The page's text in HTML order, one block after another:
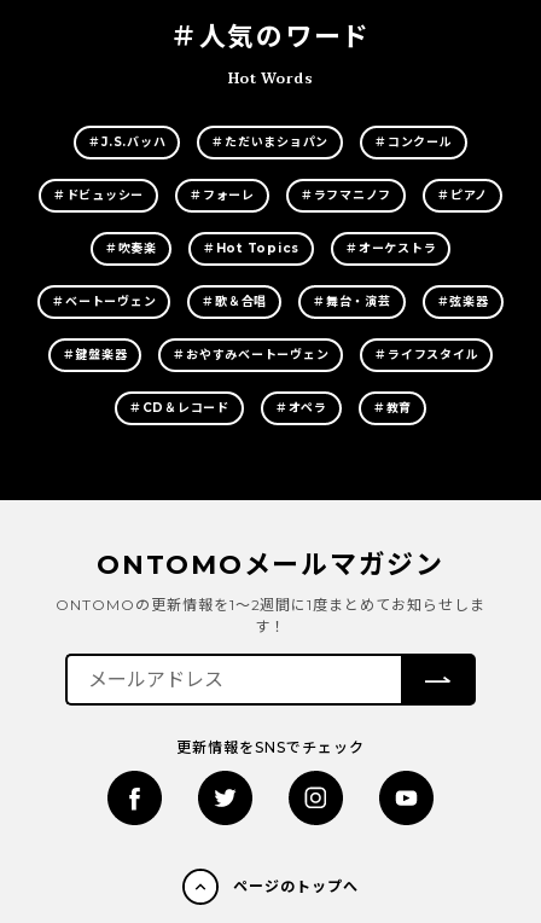
＃人気のワード
Hot Words
＃J.S.バッハ ＃ただいまショパン ＃コンクール
＃ドビュッシー ＃フォーレ ＃ラフマニノフ ＃ピアノ
＃吹奏楽 ＃Hot Topics ＃オーケストラ
＃ベートーヴェン ＃歌＆合唱 ＃舞台・演芸 ＃弦楽器
＃鍵盤楽器 ＃おやすみベートーヴェン ＃ライフスタイル
＃CD＆レコード ＃オペラ ＃教育
ONTOMOメールマガジン
ONTOMOの更新情報を1～2週間に1度まとめてお知らせしま
す！
更新情報をSNSでチェック
ページのトップへ